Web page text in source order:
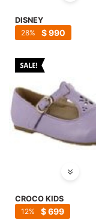
DISNEY
$990
28
CROCO KIDS
$699
12